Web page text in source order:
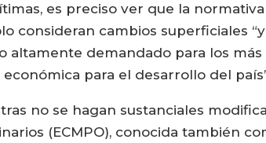
es preciso ver que la normativa
consideran cambios superficiales
demandado para los más
para el desarrollo del
no se hagan sustanciales
(ECMPO), conocida también